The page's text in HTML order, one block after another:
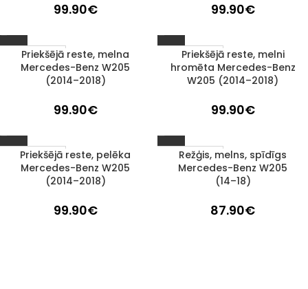
99.90€ 99.90€
1–3 d. d.
Priekšējā reste, melna
Mercedes-Benz W205
(2014–2018)
99.90€
1–3 d. d.
Priekšējā reste, melni
hromēta Mercedes-Benz
W205 (2014–2018)
99.90€
1–3 d. d.
Priekšējā reste, pelēka
Mercedes-Benz W205
(2014–2018)
99.90€
1–3 d. d.
Režģis, melns, spīdīgs
Mercedes-Benz W205
(14–18)
87.90€